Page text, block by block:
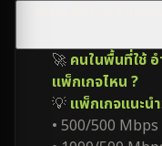
🚀 คนในพื้นที่ใช้
แพ็กเกจไหน ?
💡 แพ็กเกจแนะนำ:
• 500/500 Mbps